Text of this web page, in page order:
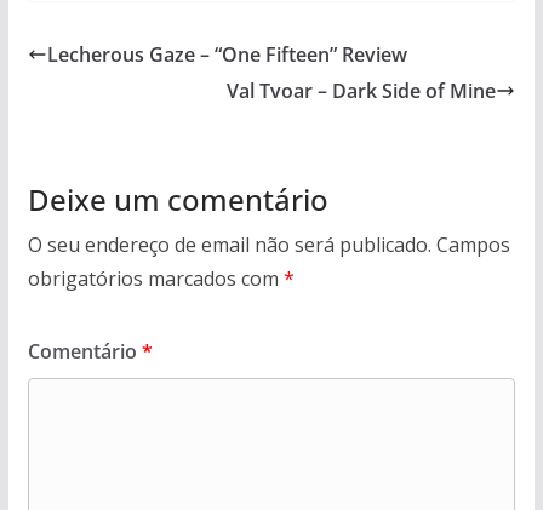
Lecherous Gaze – “One Fifteen” Review
Val Tvoar – Dark Side of Mine
Deixe um comentário
O seu endereço de email não será publicado. Campos
obrigatórios marcados com *
Comentário *